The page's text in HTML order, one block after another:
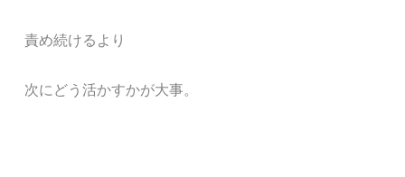
責め続けるより
次にどう活かすかが大事。